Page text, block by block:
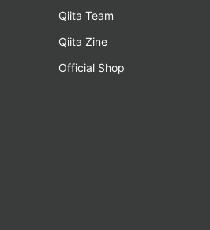
Qiita Team
Qiita Zine
Official Shop